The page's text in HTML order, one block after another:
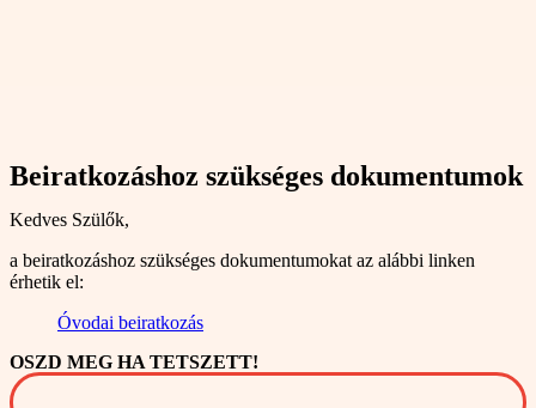
Beiratkozáshoz szükséges dokumentumok
Kedves Szülők,
a beiratkozáshoz szükséges dokumentumokat az alábbi linken
érhetik el:
Óvodai beiratkozás
OSZD MEG HA TETSZETT!